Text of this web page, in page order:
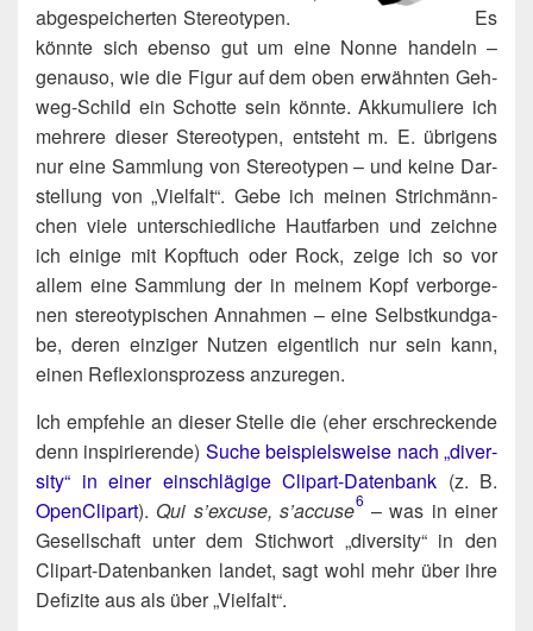
abge­spei­cher­ten Ste­reo­ty­pen.
Es
könn­te sich eben­so gut um eine Non­ne han­deln –
genau­so, wie die Figur auf dem oben erwähn­ten Geh­
weg-Schild ein Schot­te sein könn­te. Akku­mu­lie­re ich
meh­re­re die­ser Ste­reo­ty­pen, ent­steht m. E. übri­gens
nur eine Samm­lung von Ste­reo­ty­pen – und kei­ne Dar­
stel­lung von „Viel­falt“. Gebe ich mei­nen Strich­männ­
chen vie­le unter­schied­li­che Haut­far­ben und zeich­ne
ich eini­ge mit Kopf­tuch oder Rock, zei­ge ich so vor
allem eine Samm­lung der in mei­nem Kopf ver­bor­ge­
nen ste­reo­ty­pi­schen Annah­men – eine Selbst­kund­ga­
be, deren ein­zi­ger Nut­zen eigent­lich nur sein kann,
einen Refle­xi­ons­pro­zess anzuregen.
Ich emp­feh­le an die­ser Stel­le die (eher erschre­cken­de
denn inspi­rie­ren­de) Suche bei­spiels­wei­se nach „diver­
si­ty“ in einer ein­schlä­gi­ge Clip­art-Daten­bank (z. B.
Open­Clip­art). Qui s’excuse, s’accuse6 – was in einer
Gesell­schaft unter dem Stich­wort „diver­si­ty“ in den
Clip­art-Daten­ban­ken lan­det, sagt wohl mehr über ihre
Defi­zi­te aus als über „Viel­falt“.